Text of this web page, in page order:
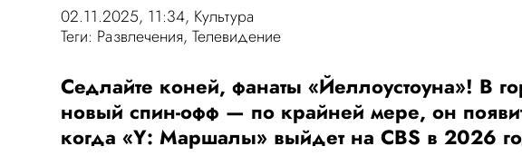
02.11.2025, 11:34, Культура
Теги: Развлечения,Телевидение
Седлайте коней, фанаты «Йеллоустоуна»! В
новый спин-офф — по крайней мере, он
когда «Y: Маршалы» выйдет на CBS в 2026